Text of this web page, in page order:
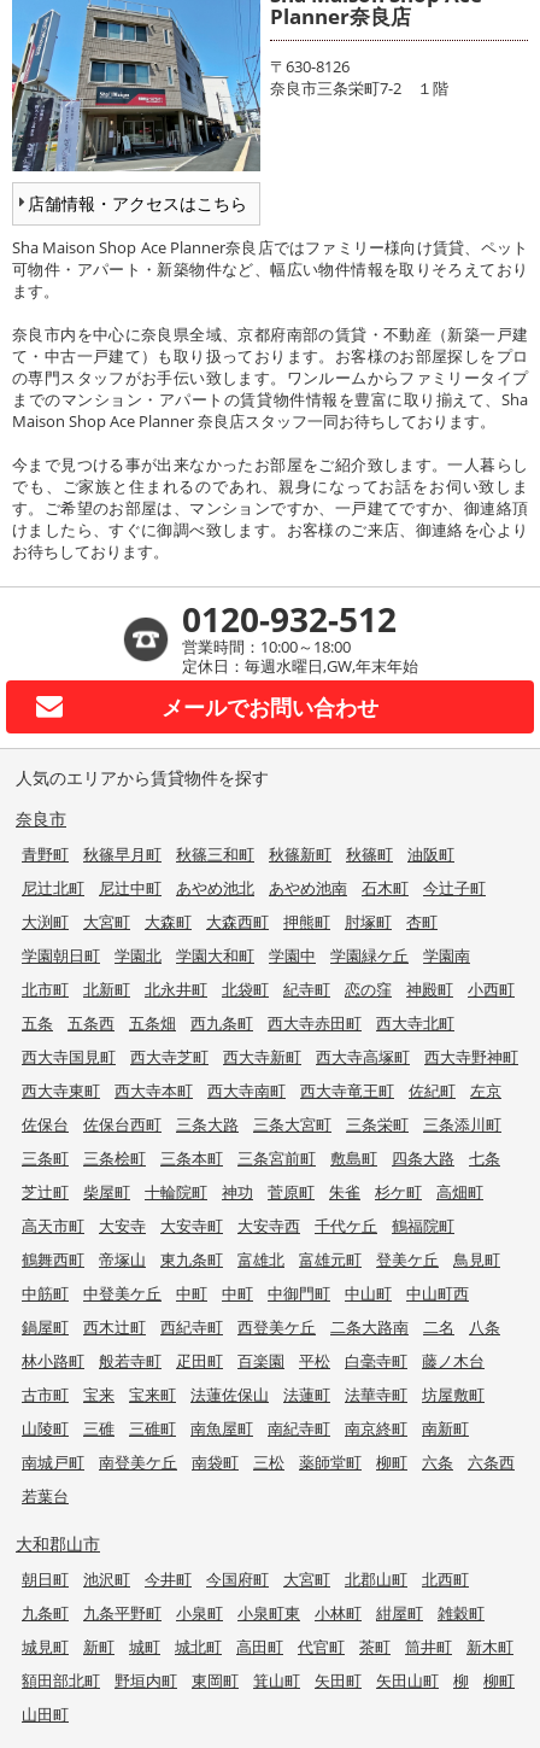
店舗情報・アクセスはこちら
Planner奈良店
〒630-8126
奈良市三条栄町7-2 １階
Sha Maison Shop Ace Planner奈良店ではファミリー様向け賃貸、ペット
可物件・アパート・新築物件など、幅広い物件情報を取りそろえており
ます。
奈良市内を中心に奈良県全域、京都府南部の賃貸・不動産（新築一戸建
て・中古一戸建て）も取り扱っております。お客様のお部屋探しをプロ
の専門スタッフがお手伝い致します。ワンルームからファミリータイプ
までのマンション・アパートの賃貸物件情報を豊富に取り揃えて、Sha
Maison Shop Ace Planner 奈良店スタッフ一同お待ちしております。
今まで見つける事が出来なかったお部屋をご紹介致します。一人暮らし
でも、ご家族と住まれるのであれ、親身になってお話をお伺い致しま
す。ご希望のお部屋は、マンションですか、一戸建てですか、御連絡頂
けましたら、すぐに御調べ致します。お客様のご来店、御連絡を心より
お待ちしております。
0120-932-512
営業時間：10:00～18:00
定休日：毎週水曜日,GW,年末年始
メールでお問い合わせ
人気のエリアから賃貸物件を探す
奈良市
青野町 秋篠早月町 秋篠三和町 秋篠新町 秋篠町
油阪町
尼辻北町
尼辻中町 あやめ池北 あやめ池南 石木町
今辻子町
大渕町
大宮町 大森町 大森西町 押熊町 肘塚町
杏町
学園朝日町
学園北 学園大和町 学園中 学園緑ケ丘
学園南
北市町
北新町 北永井町 北袋町 紀寺町 恋の窪 神殿町
小西町
五条
五条西 五条畑 西九条町 西大寺赤田町
西大寺北町
西大寺国見町
西大寺芝町 西大寺新町 西大寺高塚町
西大寺野神町
西大寺東町
西大寺本町 西大寺南町 西大寺竜王町 佐紀町
左京
佐保台
佐保台西町 三条大路 三条大宮町 三条栄町
三条添川町
三条町
三条桧町 三条本町 三条宮前町 敷島町 四条大路
七条
芝辻町
柴屋町 十輪院町 神功 菅原町 朱雀 杉ケ町
高畑町
高天市町
大安寺 大安寺町 大安寺西 千代ケ丘
鶴福院町
鶴舞西町
帝塚山 東九条町 富雄北 富雄元町 登美ケ丘
鳥見町
中筋町
中登美ケ丘 中町 中町 中御門町 中山町
中山町西
鍋屋町
西木辻町 西紀寺町 西登美ケ丘 二条大路南 二名
八条
林小路町
般若寺町 疋田町 百楽園 平松 白毫寺町
藤ノ木台
古市町
宝来 宝来町 法蓮佐保山 法蓮町 法華寺町
坊屋敷町
山陵町
三碓 三碓町 南魚屋町 南紀寺町 南京終町
南新町
南城戸町
南登美ケ丘 南袋町 三松 薬師堂町 柳町 六条
六条西
若葉台
大和郡山市
朝日町 池沢町 今井町 今国府町 大宮町 北郡山町
北西町
九条町
九条平野町 小泉町 小泉町東 小林町 紺屋町
雑穀町
城見町
新町 城町 城北町 高田町 代官町 茶町 筒井町
新木町
額田部北町
野垣内町 東岡町 箕山町 矢田町 矢田山町 柳
柳町
山田町